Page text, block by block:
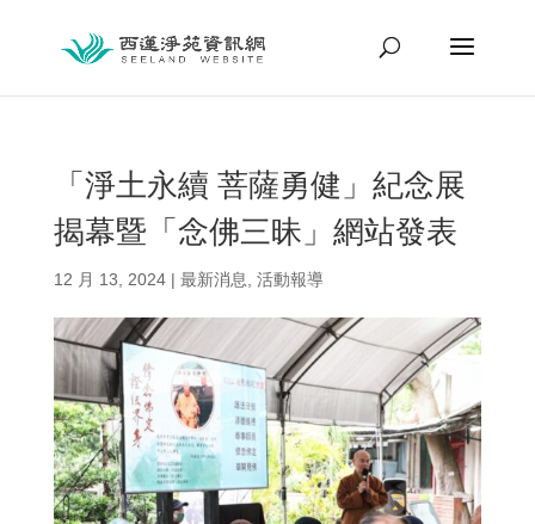
「淨土永續 菩薩勇健」紀念展
揭幕暨「念佛三昧」網站發表
12 月 13, 2024| 最新消息 活動報導